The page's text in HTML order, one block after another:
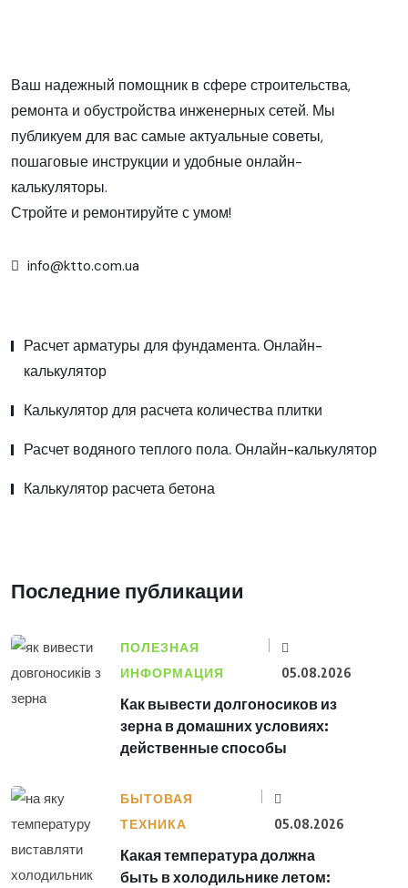
Ваш надежный помощник в сфере строительства,
ремонта и обустройства инженерных сетей. Мы
публикуем для вас самые актуальные советы,
пошаговые инструкции и удобные онлайн-
калькуляторы.
Стройте и ремонтируйте с умом!
info@ktto.com.ua
Расчет арматуры для фундамента. Онлайн-
калькулятор
Калькулятор для расчета количества плитки
Расчет водяного теплого пола. Онлайн-калькулятор
Калькулятор расчета бетона
Последние публикации
ПОЛЕЗНАЯ
ИНФОРМАЦИЯ
05.08.2026
Как вывести долгоносиков из
зерна в домашних условиях:
действенные способы
БЫТОВАЯ
ТЕХНИКА
05.08.2026
Какая температура должна
быть в холодильнике летом: